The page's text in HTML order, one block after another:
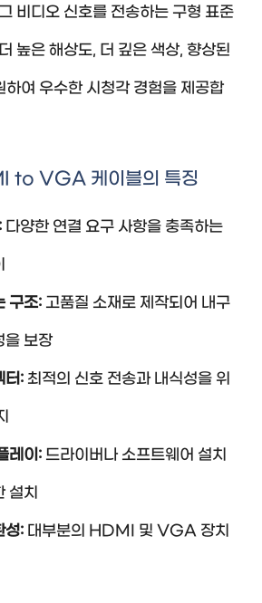
비디오 신호를 전송하는 구형 표준
높은 해상도, 더 깊은 색상, 향상된
하여 우수한 시청각 경험을 제공합
to VGA 케이블의 특징
다양한 연결 요구 사항을 충족하는
구조: 고품질 소재로 제작되어 내구
을 보장
터: 최적의 신호 전송과 내식성을 위
레이: 드라이버나 소프트웨어 설치
설치
성: 대부분의 HDMI 및 VGA 장치